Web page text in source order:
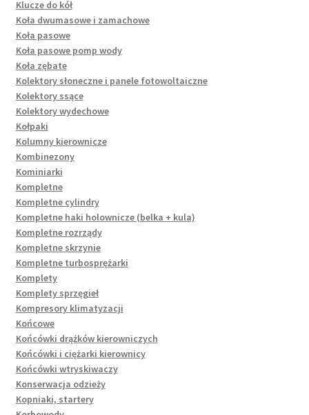
Klucze do kół
Koła dwumasowe i zamachowe
Koła pasowe
Koła pasowe pomp wody
Koła zębate
Kolektory słoneczne i panele fotowoltaiczne
Kolektory ssące
Kolektory wydechowe
Kołpaki
Kolumny kierownicze
Kombinezony
Kominiarki
Kompletne
Kompletne cylindry
Kompletne haki holownicze (belka + kula)
Kompletne rozrządy
Kompletne skrzynie
Kompletne turbosprężarki
Komplety
Komplety sprzęgieł
Kompresory klimatyzacji
Końcowe
Końcówki drążków kierowniczych
Końcówki i ciężarki kierownicy
Końcówki wtryskiwaczy
Konserwacja odzieży
Kopniaki, startery